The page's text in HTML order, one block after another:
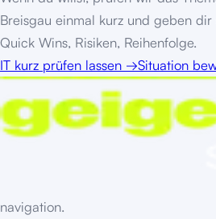
Breisgau einmal kurz und geben
Quick Wins, Risiken, Reihenfolge.
IT kurz prüfen lassen →Situation
navigation.